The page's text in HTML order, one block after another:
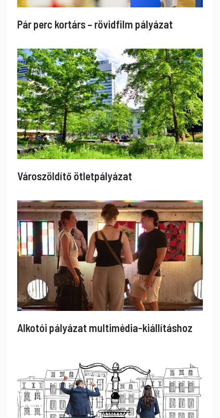
Pár perc kortárs – rövidfilm pályázat
Városzöldítő ötletpályázat
Alkotói pályázat multimédia-kiállításhoz